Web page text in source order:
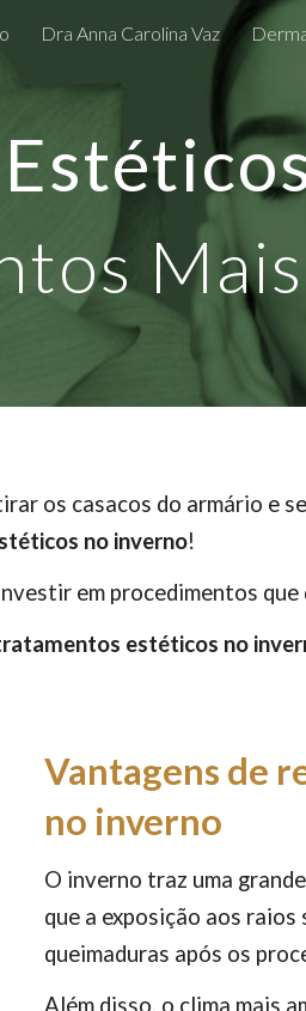
Dra Anna Carolina Vaz
os casacos do armário e
no inverno!
em procedimentos
estéticos no
Vantagens de
no inverno
O inverno traz uma
que a exposição aos raios
queimaduras após os
Além disso, o clima mais